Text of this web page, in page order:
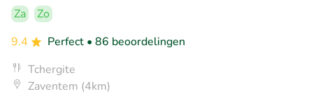
Za
Zo
9.4
Perfect • 86 beoordelingen
Tchergite
Zaventem (4km)